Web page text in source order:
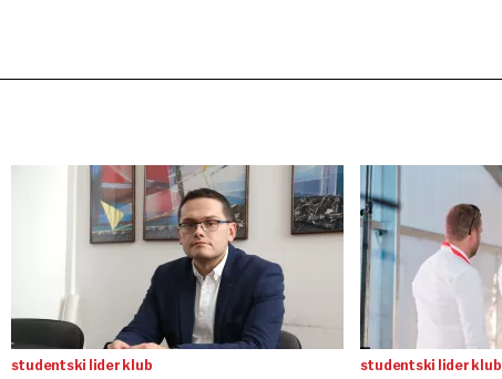
studentski lider klub studentski lider klub